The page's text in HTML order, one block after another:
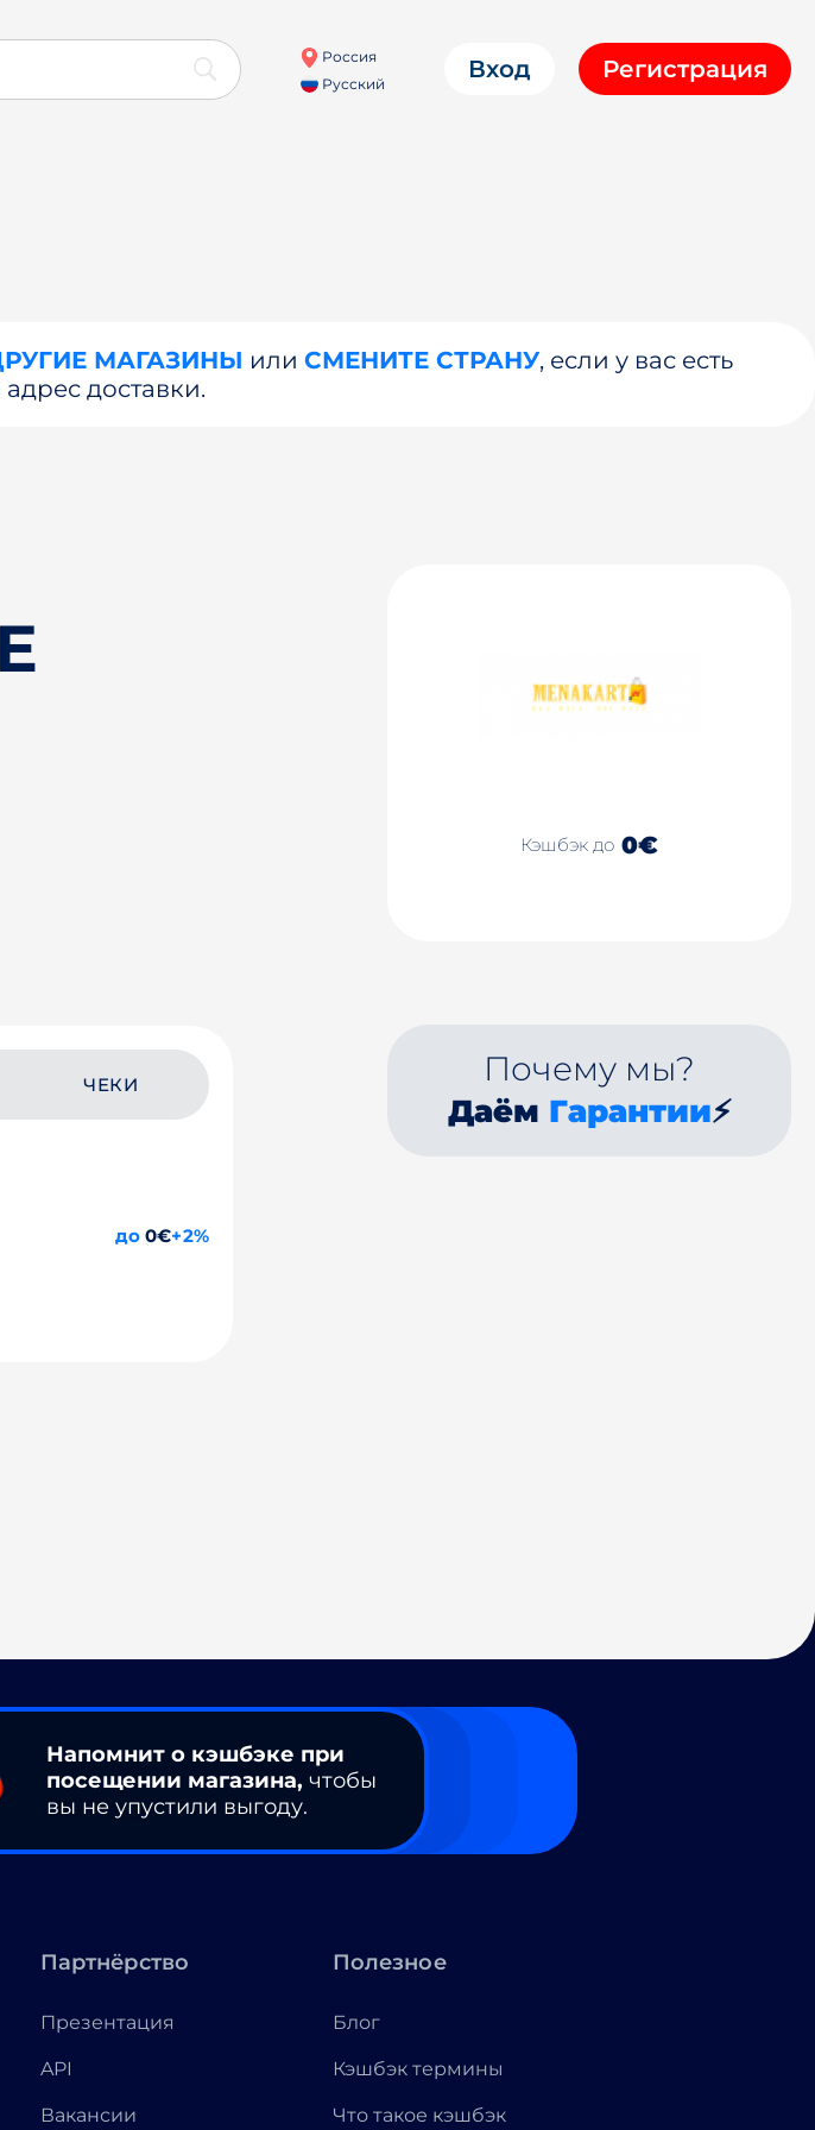
Россия
Русский
Вход Регистрация
МАГАЗИНЫ или СМЕНИТЕ СТРАНУ, если у вас есть
доставки.
Кэшбэк до 0€
ЧЕКИ
до0€+2%
Почему мы?
Даём Гарантии⚡
Напомнит о кэшбэке при
посещении магазина, чтобы
вы не упустили выгоду.
Партнёрство
Презентация
API
Вакансии
Полезное
Блог
Кэшбэк термины
Что такое кэшбэк